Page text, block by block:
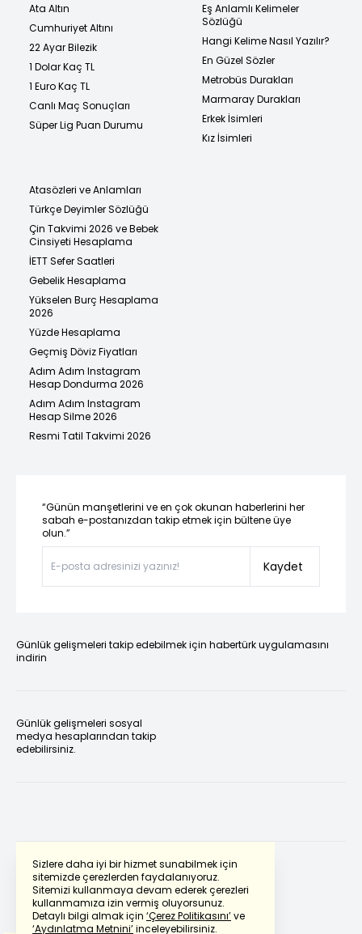
Sizlere daha iyi bir hizmet sunabilmek için
sitemizde çerezlerden faydalanıyoruz.
Sitemizi kullanmaya devam ederek çerezleri
kullanmamıza izin vermiş oluyorsunuz.
Detaylı bilgi almak için ‘Çerez Politikasını’ve
‘Aydınlatma Metnini’inceleyebilirsiniz.
Ata Altın
Cumhuriyet Altını
22 Ayar Bilezik
1 Dolar Kaç TL
1 Euro Kaç TL
Canlı Maç Sonuçları
Süper Lig Puan Durumu
Eş Anlamlı Kelimeler
Sözlüğü
Hangi Kelime Nasıl Yazılır?
En Güzel Sözler
Metrobüs Durakları
Marmaray Durakları
Erkek İsimleri
Kız İsimleri
Atasözleri ve Anlamları
Türkçe Deyimler Sözlüğü
Çin Takvimi 2026 ve Bebek
Cinsiyeti Hesaplama
İETT Sefer Saatleri
Gebelik Hesaplama
Yükselen Burç Hesaplama
2026
Yüzde Hesaplama
Geçmiş Döviz Fiyatları
Adım Adım Instagram
Hesap Dondurma 2026
Adım Adım Instagram
Hesap Silme 2026
Resmi Tatil Takvimi 2026
“Günün manşetlerini ve en çok okunan haberlerini her
sabah e-postanızdan takip etmek için bültene üye
olun.”
Kaydet
Günlük gelişmeleri takip edebilmek için habertürk uygulamasını
indirin
Günlük gelişmeleri sosyal
medya hesaplarından takip
edebilirsiniz.
Powered by Translate